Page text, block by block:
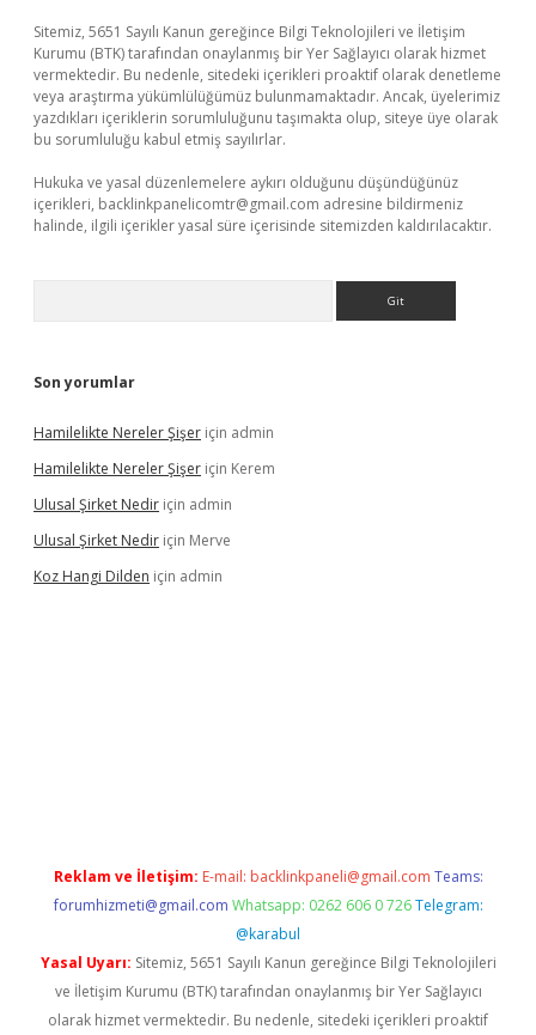
Sitemiz, 5651 Sayılı Kanun gereğince Bilgi Teknolojileri ve İletişim
Kurumu (BTK) tarafından onaylanmış bir Yer Sağlayıcı olarak hizmet
vermektedir. Bu nedenle, sitedeki içerikleri proaktif olarak denetleme
veya araştırma yükümlülüğümüz bulunmamaktadır. Ancak, üyelerimiz
yazdıkları içeriklerin sorumluluğunu taşımakta olup, siteye üye olarak
bu sorumluluğu kabul etmiş sayılırlar.
Hukuka ve yasal düzenlemelere aykırı olduğunu düşündüğünüz
içerikleri, backlinkpanelicomtr@gmail.com adresine bildirmeniz
halinde, ilgili içerikler yasal süre içerisinde sitemizden kaldırılacaktır.
Son yorumlar
Hamilelikte Nereler Şişer için admin
Hamilelikte Nereler Şişer için Kerem
Ulusal Şirket Nedir için admin
Ulusal Şirket Nedir için Merve
Koz Hangi Dilden için admin
Reklam ve İletişim: E-mail: backlinkpaneli@gmail.com Teams:
forumhizmeti@gmail.com Whatsapp: 0262 606 0 726 Telegram:
@karabul
Yasal Uyarı: Sitemiz, 5651 Sayılı Kanun gereğince Bilgi Teknolojileri
ve İletişim Kurumu (BTK) tarafından onaylanmış bir Yer Sağlayıcı
olarak hizmet vermektedir. Bu nedenle, sitedeki içerikleri proaktif